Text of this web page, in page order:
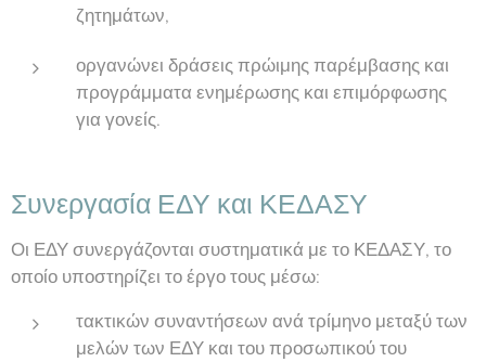
ζητημάτων,
οργανώνει δράσεις πρώιμης παρέμβασης και
προγράμματα ενημέρωσης και επιμόρφωσης
για γονείς.
Συνεργασία ΕΔΥ και ΚΕΔΑΣΥ
Οι ΕΔΥ συνεργάζονται συστηματικά με το ΚΕΔΑΣΥ, το
οποίο υποστηρίζει το έργο τους μέσω:
τακτικών συναντήσεων ανά τρίμηνο μεταξύ των
μελών των ΕΔΥ και του προσωπικού του